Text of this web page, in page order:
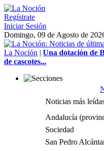
Regístrate
Iniciar Sesión
Domingo, 09 de Agosto de
La Noción | Una dotación de
de cascotes...
Noticias más
Andalucía
Sociedad
San Pedro